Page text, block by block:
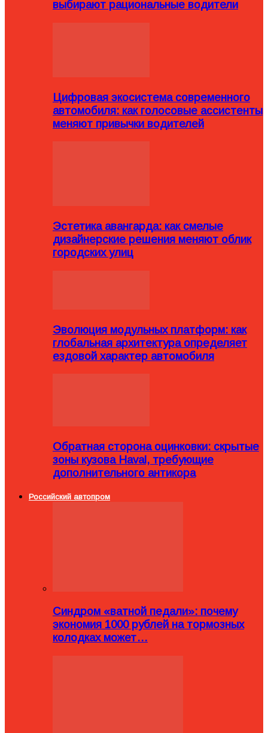
выбирают рациональные водители
Цифровая экосистема современного
автомобиля: как голосовые ассистенты
меняют привычки водителей
Эстетика авангарда: как смелые
дизайнерские решения меняют облик
городских улиц
Эволюция модульных платформ: как
глобальная архитектура определяет
ездовой характер автомобиля
Обратная сторона оцинковки: скрытые
зоны кузова Haval, требующие
дополнительного антикора
Российский автопром
Синдром «ватной педали»: почему
экономия 1000 рублей на тормозных
колодках может…